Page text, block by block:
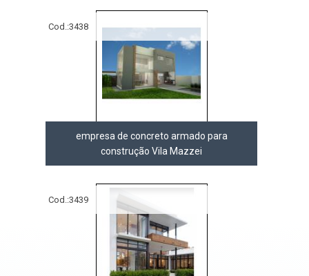
Cod.:3438
empresa de concreto armado para
construção Vila Mazzei
Cod.:3439